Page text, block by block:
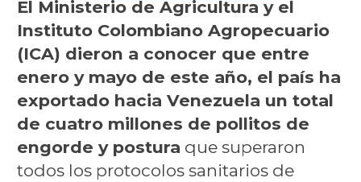
El Ministerio de Agricultura y el
Instituto Colombiano Agropecuario
(ICA) dieron a conocer que entre
enero y mayo de este año, el país ha
exportado hacia Venezuela un total
de cuatro millones de pollitos de
engorde y postura que superaron
todos los protocolos sanitarios de